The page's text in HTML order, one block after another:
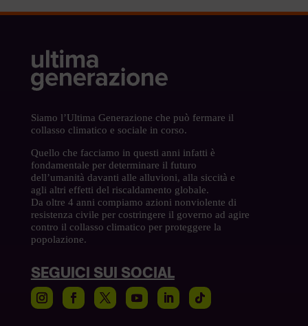
Siamo l’Ultima Generazione che può fermare il
collasso climatico e sociale in corso.
Quello che facciamo in questi anni infatti è
fondamentale per determinare il futuro
dell’umanità davanti alle alluvioni, alla siccità e
agli altri effetti del riscaldamento globale.
Da oltre 4 anni compiamo azioni nonviolente di
resistenza civile per costringere il governo ad agire
contro il collasso climatico per proteggere la
popolazione.
SEGUICI SUI SOCIAL